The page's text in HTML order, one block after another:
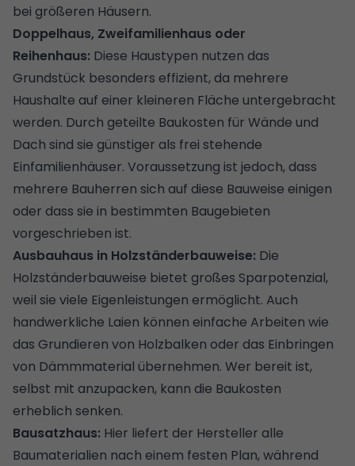
bei größeren Häusern.
Doppelhaus, Zweifamilienhaus oder
Reihenhaus: Diese Haustypen nutzen das
Grundstück besonders effizient, da mehrere
Haushalte auf einer kleineren Fläche untergebracht
werden. Durch geteilte Baukosten für Wände und
Dach sind sie günstiger als frei stehende
Einfamilienhäuser. Voraussetzung ist jedoch, dass
mehrere Bauherren sich auf diese Bauweise einigen
oder dass sie in bestimmten Baugebieten
vorgeschrieben ist.
Ausbauhaus in Holzständerbauweise: Die
Holzständerbauweise bietet großes Sparpotenzial,
weil sie viele Eigenleistungen ermöglicht. Auch
handwerkliche Laien können einfache Arbeiten wie
das Grundieren von Holzbalken oder das Einbringen
von Dämmmaterial übernehmen. Wer bereit ist,
selbst mit anzupacken, kann die Baukosten
erheblich senken.
Bausatzhaus: Hier liefert der Hersteller alle
Baumaterialien nach einem festen Plan, während